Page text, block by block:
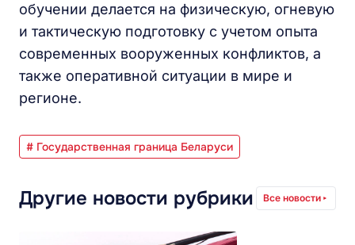
обучении делается на физическую, огневую
и тактическую подготовку с учетом опыта
современных вооруженных конфликтов, а
также оперативной ситуации в мире и
регионе.
# Государственная граница Беларуси
Другие новости рубрики Все новости